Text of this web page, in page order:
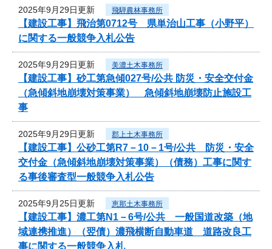
2025年9月29日更新 飛騨農林事務所
【建設工事】飛治第0712号 県単治山工事（小野平）
に関する一般競争入札公告
2025年9月29日更新 美濃土木事務所
【建設工事】砂工第急傾027号/公共 防災・安全交付金
（急傾斜地崩壊対策事業） 急傾斜地崩壊防止施設工
事
2025年9月29日更新 郡上土木事務所
【建設工事】公砂工第R7－10－1号/公共 防災・安全
交付金（急傾斜地崩壊対策事業）（債務）工事に関す
る事後審査型一般競争入札公告
2025年9月25日更新 恵那土木事務所
【建設工事】濃工第N1－6号/公共 一般国道改築（地
域連携推進）（翌債）濃飛横断自動車道 道路改良工
事に関する一般競争入札